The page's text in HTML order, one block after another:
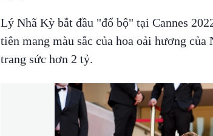
Lý Nhã Kỳ bắt đầu "đổ bộ" tại Cannes
tiên mang màu sắc của hoa oải hương
trang sức hơn 2 tỷ.